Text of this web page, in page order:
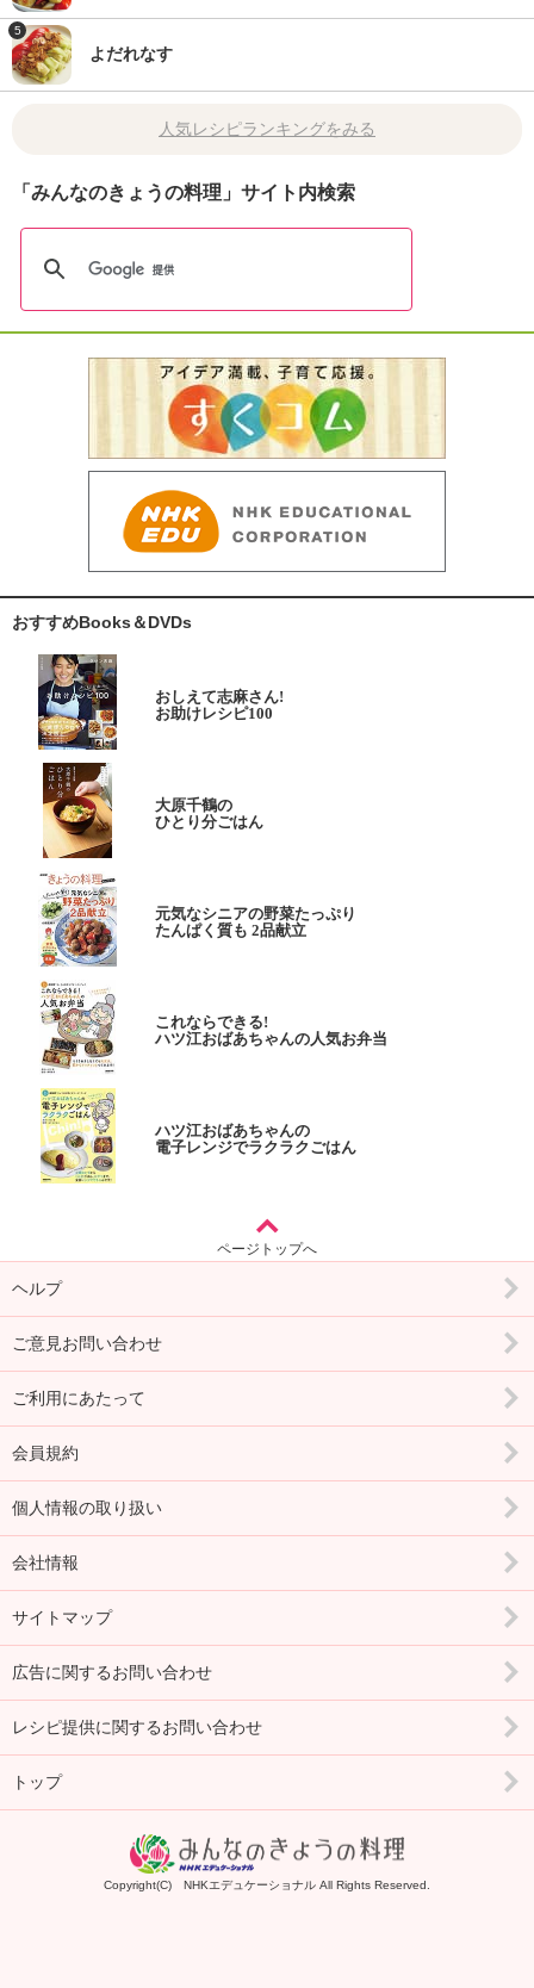
5
よだれなす
人気レシピランキングをみる
「みんなのきょうの料理」サイト内検索
おすすめBooks＆DVDs
おしえて志麻さん!
お助けレシピ100
大原千鶴の
ひとり分ごはん
元気なシニアの野菜たっぷり
たんぱく質も 2品献立
これならできる!
ハツ江おばあちゃんの人気お弁当
ハツ江おばあちゃんの
電子レンジでラクラクごはん
ページトップへ
ヘルプ
ご意見お問い合わせ
ご利用にあたって
会員規約
個人情報の取り扱い
会社情報
サイトマップ
広告に関するお問い合わせ
レシピ提供に関するお問い合わせ
トップ
Copyright(C) NHKエデュケーショナル All Rights Reserved.